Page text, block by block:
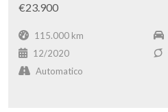
€23.900
115.000 km
12/2020
Automatico